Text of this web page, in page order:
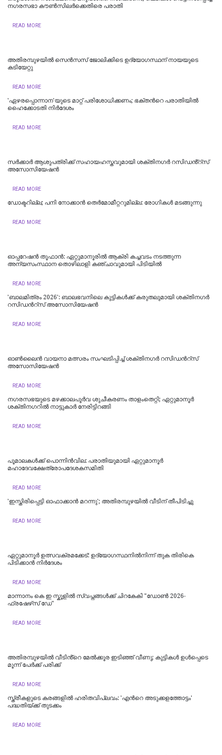
നഗരസഭാ കൗൺസിലർക്കെതിരെ പരാതി
READ MORE
അതിരമ്പുഴയില്‍ സെൻസസ് ജോലിക്കിടെ ഉദ്യോഗസ്ഥന് നായയുടെ
കടിയേറ്റു
READ MORE
'ഏഴരപ്പൊന്നാന'യുടെ മാറ്റ് പരിശോധിക്കണം; ഭക്തന്‍റെ പരാതിയിൽ
ഹെെക്കോടതി നിർദേശം
READ MORE
സർക്കാർ ആശുപത്രിക്ക് സഹായഹസ്തവുമായി ശക്തിനഗർ റസിഡൻ്റ്സ്
അസോസിയേഷൻ
READ MORE
ഡോക്ടറില്ല; പനി നോക്കാൻ തെർമോമീറ്ററുമില്ല: രോഗികൾ മടങ്ങുന്നു
READ MORE
ഓപ്പറേഷൻ തൂഫാൻ: ഏറ്റുമാനൂരിൽ ആക്രി കച്ചവടം നടത്തുന്ന
അന്യസംസ്ഥാന തൊഴിലാളി കഞ്ചാവുമായി പിടിയിൽ
READ MORE
'ബാലമിത്രം 2026': ബാലഭവനിലെ കുട്ടികൾക്ക് കരുതലുമായി ശക്തിനഗർ
റസിഡന്‍റ്സ് അസോസിയേഷന്‍
READ MORE
ഓൺലൈൻ വായനാ മത്സരം സംഘടിപ്പിച്ച് ശക്തിനഗർ റസിഡന്‍റ്സ്
അസോസിയേഷൻ
READ MORE
നഗരസഭയുടെ മഴക്കാലപൂർവ ശുചീകരണം താളംതെറ്റി; ഏറ്റുമാനൂർ
ശക്തിനഗറിൽ നാട്ടുകാർ നേരിട്ടിറങ്ങി
READ MORE
പൂമാലകള്‍ക്ക് പൊന്നിന്‍വില: പരാതിയുമായി ഏറ്റുമാനൂര്‍
മഹാദേവക്ഷേത്രോപദേശകസമിതി
READ MORE
'ഇസ്തിരിപ്പെട്ടി ഓഫാക്കാൻ മറന്നു'; അതിരമ്പുഴയിൽ വീടിന് തീപിടിച്ചു
READ MORE
ഏറ്റുമാനൂർ ഉത്സവക്രമക്കേട്: ഉദ്യോഗസ്ഥനിൽനിന്ന് തുക തിരികെ
പിടിക്കാൻ നിർദേശം
READ MORE
മാന്നാനം കെ ഇ സ്കൂളില്‍ സ്വപ്നങ്ങൾക്ക് ചിറകേകി "ഡോണ്‍ 2026-
ഫ്രഷേഴ്‌സ് ഡേ"
READ MORE
അതിരമ്പുഴയില്‍ വീടിൻ്റെ മേൽക്കൂര ഇടിഞ്ഞ് വീണു; കുട്ടികൾ ഉൾപ്പെടെ
മൂന്ന് പേർക്ക് പരിക്ക്
READ MORE
സ്ത്രീകളുടെ കരങ്ങളിൽ ഹരിതവിപ്ലവം: 'എന്‍റെ അടുക്കളത്തോട്ടം'
പദ്ധതിയ്ക്ക് തുടക്കം
READ MORE